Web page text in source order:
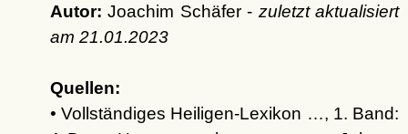
Autor: Joachim Schäfer - zuletzt aktualisiert
am 21.01.2023
Quellen:
• Vollständiges Heiligen-Lexikon …, 1. Band: